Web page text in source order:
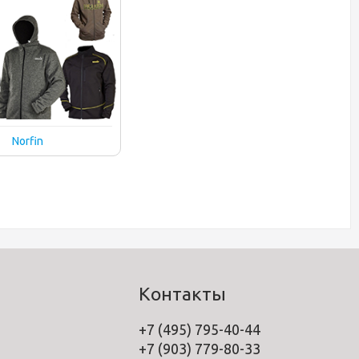
Norfin
Контакты
+7 (495) 795-40-44
+7 (903) 779-80-33